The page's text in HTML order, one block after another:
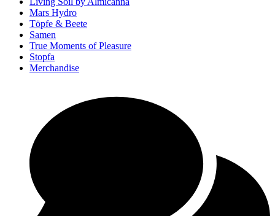
Mars Hydro
Töpfe & Beete
Samen
True Moments of Pleasure
Stopfa
Merchandise